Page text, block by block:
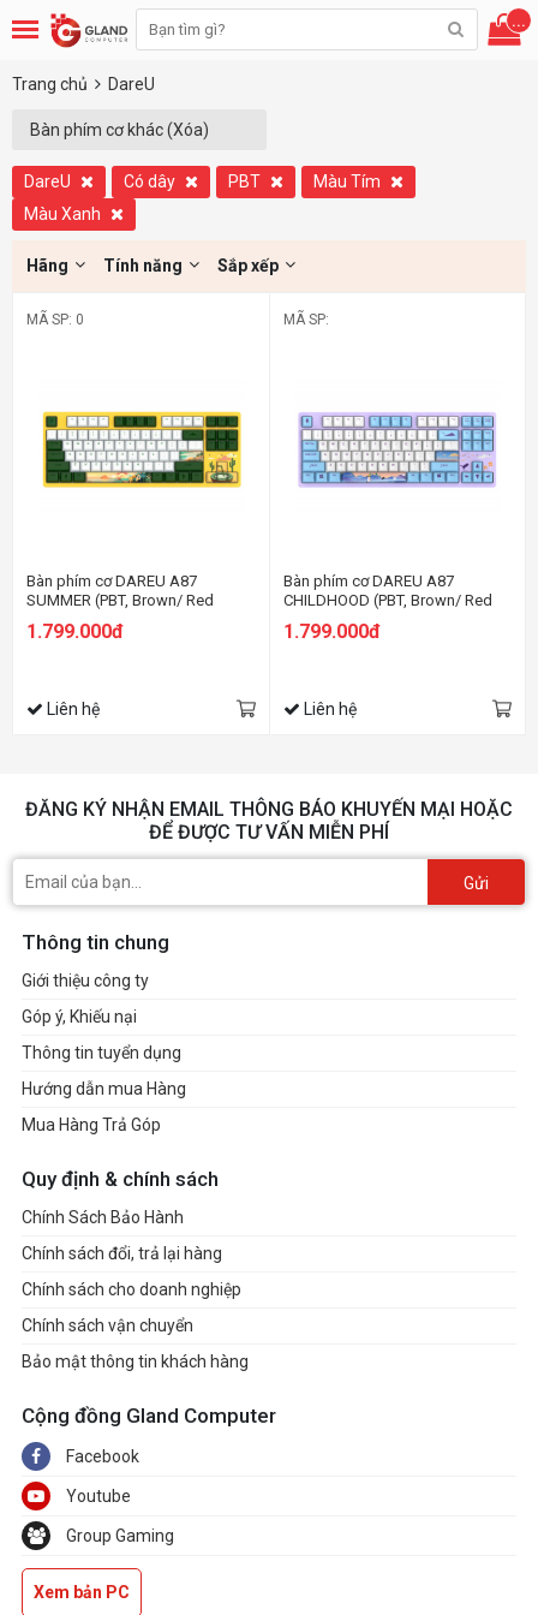
...
Trang chủ DareU
Bàn phím cơ khác (Xóa)
DareU Có dây PBT
Màu Tím
Màu Xanh
Hãng Tính năng Sắp xếp
MÃ SP: 0
Bàn phím cơ DAREU A87
SUMMER (PBT, Brown/ Red
1.799.000đ
Liên hệ
MÃ SP:
Bàn phím cơ DAREU A87
CHILDHOOD (PBT, Brown/ Red
1.799.000đ
Liên hệ
ĐĂNG KÝ NHẬN EMAIL THÔNG BÁO KHUYẾN MẠI HOẶC
ĐỂ ĐƯỢC TƯ VẤN MIỄN PHÍ
Gửi
Thông tin chung
Giới thiệu công ty
Góp ý, Khiếu nại
Thông tin tuyển dụng
Hướng dẫn mua Hàng
Mua Hàng Trả Góp
Quy định & chính sách
Chính Sách Bảo Hành
Chính sách đổi, trả lại hàng
Chính sách cho doanh nghiệp
Chính sách vận chuyển
Bảo mật thông tin khách hàng
Cộng đồng Gland Computer
Facebook
Youtube
Group Gaming
Xem bản PC